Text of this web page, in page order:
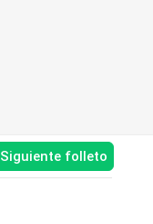
Siguiente folleto